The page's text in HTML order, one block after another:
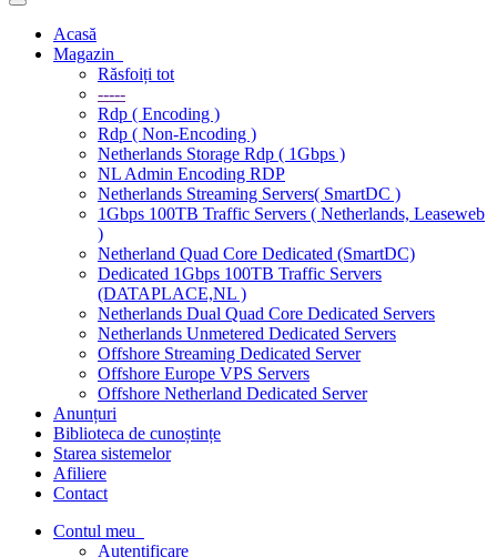
Navigare
ToggleAcasă
Magazin
Răsfoiți tot
-----
Rdp ( Encoding )
Rdp ( Non-Encoding )
Netherlands Storage Rdp ( 1Gbps )
NL Admin Encoding RDP
Netherlands Streaming Servers( SmartDC )
1Gbps 100TB Traffic Servers ( Netherlands, Leaseweb
)
Netherland Quad Core Dedicated (SmartDC)
Dedicated 1Gbps 100TB Traffic Servers
(DATAPLACE,NL )
Netherlands Dual Quad Core Dedicated Servers
Netherlands Unmetered Dedicated Servers
Offshore Streaming Dedicated Server
Offshore Europe VPS Servers
Offshore Netherland Dedicated Server
Anunțuri
Biblioteca de cunoștințe
Starea sistemelor
Afiliere
Contact
Contul meu
Autentificare